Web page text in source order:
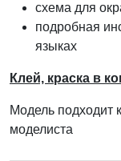
схема для
подробная
языках
Клей, краска в
Модель подходит
моделиста